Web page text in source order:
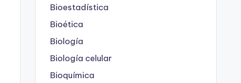
Bioestadística
Bioética
Biología
Biología celular
Bioquímica